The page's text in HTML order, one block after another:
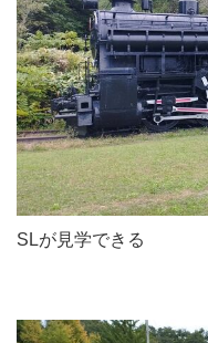
SLが見学できる